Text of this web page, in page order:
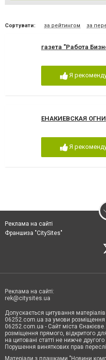
Сортувати: за рейтингом за
газета "Работа
Я
ЕНАКИЕВСКАЯ ОГНИ
Я
Реклама на сайті
Франшиза "CitySites"
Реклама на сайті:
rek@citysites.ua
Допускається цитування
06252.com.ua за умови розміщення
06252.com.ua - Сайт міста
розміщення прямого, відкритого
на цитовані статті не нижче
Порушення виняткових прав
Матеріали з плашками "Новини